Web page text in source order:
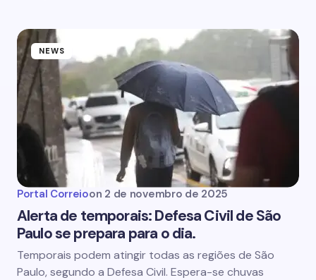
NEWS
Portal Correioon 2 de novembro de 2025
Alerta de temporais: Defesa Civil de São
Paulo se prepara para o dia.
Temporais podem atingir todas as regiões de São
Paulo, segundo a Defesa Civil. Espera-se chuvas